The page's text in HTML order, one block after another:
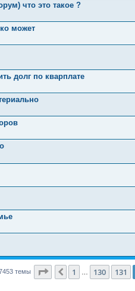
что это такое ?
может
долг по кварплате
темы Страница 132из 150
Пред.
1 … 130 131